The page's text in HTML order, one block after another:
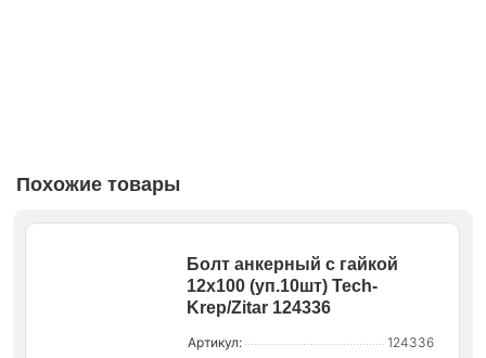
Похожие товары
Болт анкерный с гайкой
12х100 (уп.10шт) Tech-
Krep/Zitar 124336
Артикул: 124336